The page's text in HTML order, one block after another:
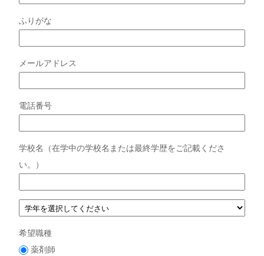
ふりがな
メールアドレス
電話番号
学校名（在学中の学校名または最終学歴をご記載くださ
い。）
希望職種
薬剤師